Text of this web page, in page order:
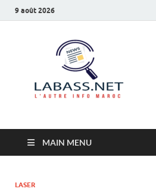
9 août 2026
MAIN MENU
LASER